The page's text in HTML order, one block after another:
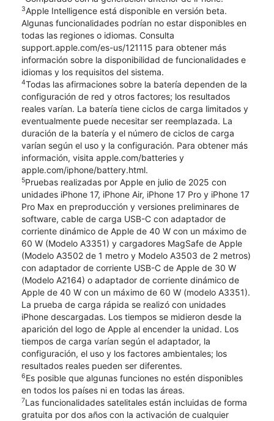
3Apple Intelligence está disponible en versión beta.
Algunas funcionalidades podrían no estar disponibles en
todas las regiones o idiomas. Consulta
support.apple.com/es-us/121115 para obtener más
información sobre la disponibilidad de funcionalidades e
idiomas y los requisitos del sistema.
4Todas las afirmaciones sobre la batería dependen de la
configuración de red y otros factores; los resultados
reales varían. La batería tiene ciclos de carga limitados y
eventualmente puede necesitar ser reemplazada. La
duración de la batería y el número de ciclos de carga
varían según el uso y la configuración. Para obtener más
información, visita apple.com/batteries y
apple.com/iphone/battery.html.
5Pruebas realizadas por Apple en julio de 2025 con
unidades iPhone 17, iPhone Air, iPhone 17 Pro y iPhone 17
Pro Max en preproducción y versiones preliminares de
software, cable de carga USB-C con adaptador de
corriente dinámico de Apple de 40 W con un máximo de
60 W (Modelo A3351) y cargadores MagSafe de Apple
(Modelo A3502 de 1 metro y Modelo A3503 de 2 metros)
con adaptador de corriente USB-C de Apple de 30 W
(Modelo A2164) o adaptador de corriente dinámico de
Apple de 40 W con un máximo de 60 W (modelo A3351).
La prueba de carga rápida se realizó con unidades
iPhone descargadas. Los tiempos se midieron desde la
aparición del logo de Apple al encender la unidad. Los
tiempos de carga varían según el adaptador, la
configuración, el uso y los factores ambientales; los
resultados reales pueden ser diferentes.
6Es posible que algunas funciones no estén disponibles
en todos los países ni en todas las áreas.
7Las funcionalidades satelitales están incluidas de forma
gratuita por dos años con la activación de cualquier